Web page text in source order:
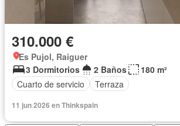
310.000 €
Es Pujol, Raiguer
3 Dormitorios
2 Baños
180 m²
Cuarto de servicio
Terraza
11 jun 2026 en Thinkspain